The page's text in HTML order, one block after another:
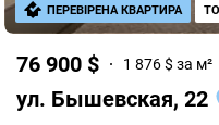
76 900 $ 1 876 $ за м²
ул. Бышевская, 22
ПЕРЕВІРЕНА КВАРТИРА